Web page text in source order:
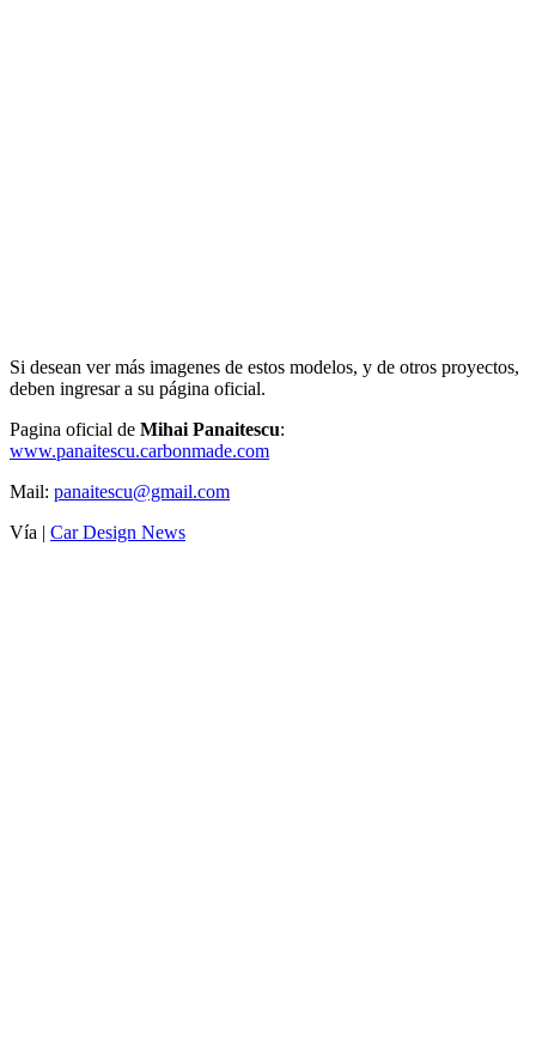
Si desean ver más imagenes de estos modelos, y de otros proyectos,
deben ingresar a su página oficial.
Pagina oficial de Mihai Panaitescu:
www.panaitescu.carbonmade.com
Mail: panaitescu@gmail.com
Vía | Car Design News